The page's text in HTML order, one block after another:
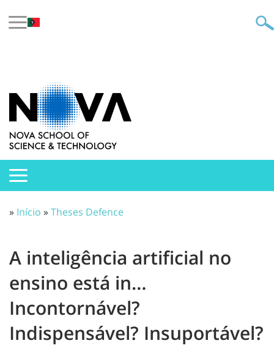
» Início »Theses Defence
A inteligência artificial no
ensino está in…
Incontornável?
Indispensável? Insuportável?